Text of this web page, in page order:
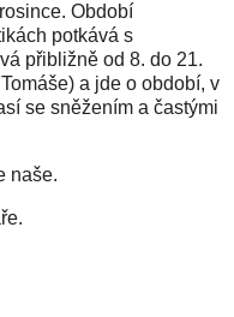
Období
potkává s
přibližně od 8. do 21.
a jde o období, v
se sněžením a častými
naše.